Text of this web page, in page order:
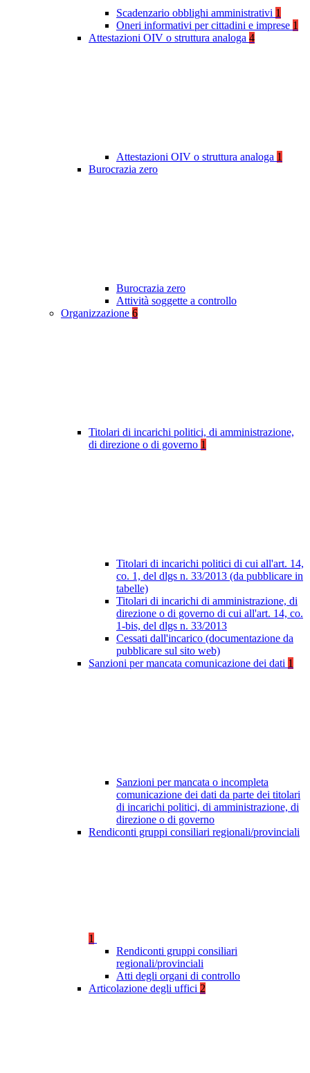
Scadenzario obblighi amministrativi 1
Oneri informativi per cittadini e imprese 1
Attestazioni OIV o struttura analoga 4
Attestazioni OIV o struttura analoga 1
Burocrazia zero
Burocrazia zero
Attività soggette a controllo
Organizzazione 6
Titolari di incarichi politici, di amministrazione,
di direzione o di governo 1
Titolari di incarichi politici di cui all'art. 14,
co. 1, del dlgs n. 33/2013 (da pubblicare in
tabelle)
Titolari di incarichi di amministrazione, di
direzione o di governo di cui all'art. 14, co.
1-bis, del dlgs n. 33/2013
Cessati dall'incarico (documentazione da
pubblicare sul sito web)
Sanzioni per mancata comunicazione dei dati 1
Sanzioni per mancata o incompleta
comunicazione dei dati da parte dei titolari
di incarichi politici, di amministrazione, di
direzione o di governo
Rendiconti gruppi consiliari regionali/provinciali
1
Rendiconti gruppi consiliari
regionali/provinciali
Atti degli organi di controllo
Articolazione degli uffici 2